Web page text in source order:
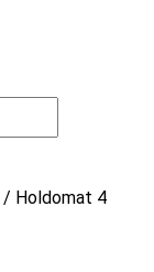
/ Holdomat 4